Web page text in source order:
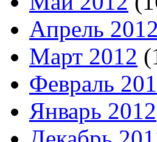
Апрель 2012
Март 2012
Февраль
Январь 2012